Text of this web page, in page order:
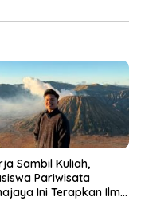
Sambil Kuliah,
Pariwisata
Ini Terapkan Ilmu